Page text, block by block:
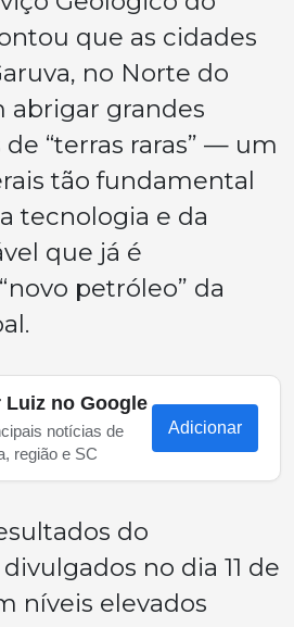
que as cidades
no Norte do
abrigar grandes
“terras raras” — um
tão fundamental
tecnologia e da
que já é
petróleo” da
Luiz no Google
notícias de
região e SC
Adicionar
do
no dia 11 de
níveis elevados